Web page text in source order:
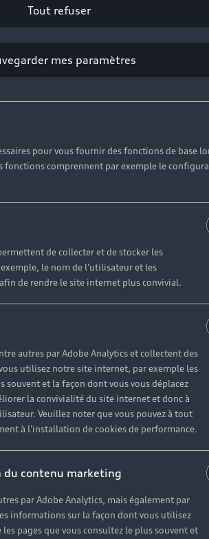
mais aussi votre sécurité lors de
bénéficiez ainsi de l'expertise de
Tout refuser
mes paramètres
pour vous fournir des fonctions de base
comprennent par exemple le
de collecter et de stocker les
le nom de l'utilisateur et les
de rendre le site internet plus convivial.
autres par Adobe Analytics et collectent des
utilisez notre site internet, par exemple les
souvent et la façon dont vous vous déplacez
la convivialité du site internet et donc à
Veuillez noter que vous pouvez à tout
à l'installation de cookies de performance.
du contenu marketing
par Adobe Analytics, mais également par
informations sur la façon dont vous utilisez
pages que vous consultez le plus souvent et